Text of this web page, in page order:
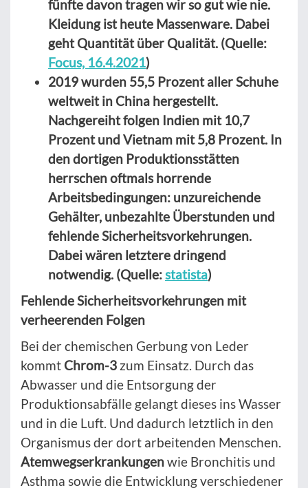
fünfte davon tragen wir so gut wie nie.
Kleidung ist heute Massenware. Dabei
geht Quantität über Qualität. (Quelle:
Focus, 16.4.2021)
2019 wurden 55,5 Prozent aller Schuhe
weltweit in China hergestellt.
Nachgereiht folgen Indien mit 10,7
Prozent und Vietnam mit 5,8 Prozent. In
den dortigen Produktionsstätten
herrschen oftmals horrende
Arbeitsbedingungen: unzureichende
Gehälter, unbezahlte Überstunden und
fehlende Sicherheitsvorkehrungen.
Dabei wären letztere dringend
notwendig. (Quelle: statista)
Fehlende Sicherheitsvorkehrungen mit
verheerenden Folgen
Bei der chemischen Gerbung von Leder
kommt Chrom-3 zum Einsatz. Durch das
Abwasser und die Entsorgung der
Produktionsabfälle gelangt dieses ins Wasser
und in die Luft. Und dadurch letztlich in den
Organismus der dort arbeitenden Menschen.
Atemwegserkrankungenwie Bronchitis und
Asthma sowie die Entwicklung verschiedener